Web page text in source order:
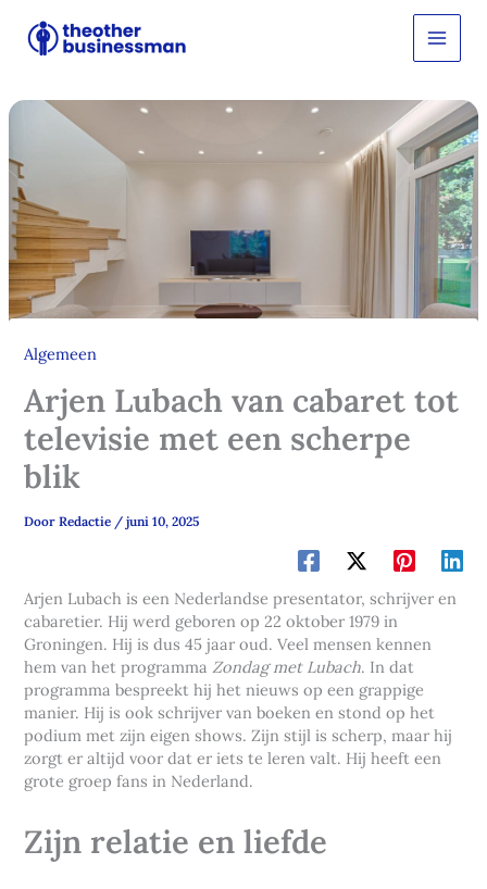
naar
Algemeen
Arjen Lubach van cabaret tot
televisie met een scherpe
blik
DoorRedactie /juni 10, 2025
Arjen Lubach is een Nederlandse presentator, schrijver en
cabaretier. Hij werd geboren op 22 oktober 1979 in
Groningen. Hij is dus 45 jaar oud. Veel mensen kennen
hem van het programmaZondag met Lubach. In dat
programma bespreekt hij het nieuws op een grappige
manier. Hij is ook schrijver van boeken en stond op het
podium met zijn eigen shows. Zijn stijl is scherp, maar hij
zorgt er altijd voor dat er iets te leren valt. Hij heeft een
grote groep fans in Nederland.
Zijn relatie en liefde
o
e
e